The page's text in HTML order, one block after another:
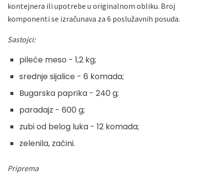
kontejnera ili upotrebe u originalnom obliku. Broj
komponenti se izračunava za 6 poslužavnih posuda.
Sastojci:
pileće meso - 1,2 kg;
srednje sijalice - 6 komada;
Bugarska paprika - 240 g;
paradajz - 600 g;
zubi od belog luka - 12 komada;
zelenila, začini.
Priprema